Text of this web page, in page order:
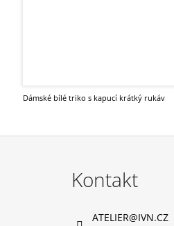
dámské bílé triko s kapucí krátký rukáv
Kontakt
ATELIER@IVN.CZ